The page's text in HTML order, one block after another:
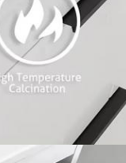
في رسائل